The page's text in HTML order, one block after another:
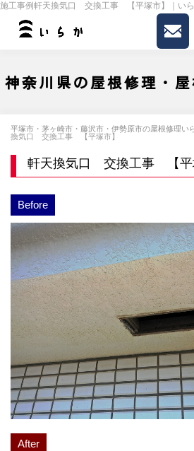
施工事例軒天換気口 交換工事 【平塚市】｜い
神奈川県の屋根修理・
平塚市・茅ヶ崎市・藤沢市・伊勢原市の屋根修理い
換気口 交換工事 【平塚市】
軒天換気口 交換工事 【平
Before
After